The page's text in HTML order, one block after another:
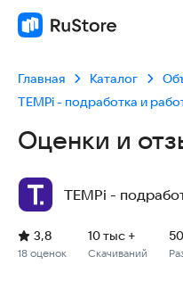
Главная Каталог
TEMPi - подработка и
Оценки и
TEMPi -
Рейтинг: 3,8, 18
Скачиваний: 10
Размер файла:
Возрастное
18 оценок
3,8
Скачиваний
10 тыс +